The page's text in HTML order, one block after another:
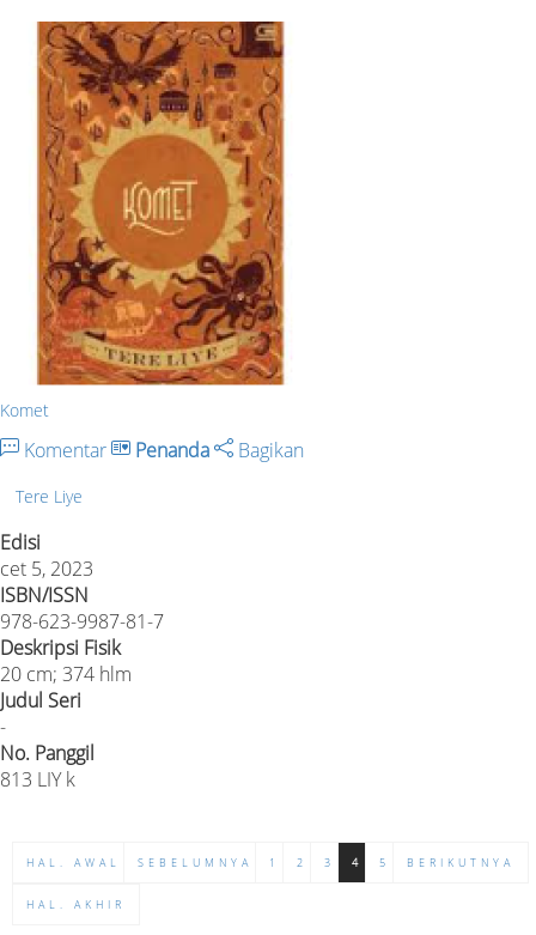
Komet
Komentar Penanda Bagikan
Tere Liye
Edisi
cet 5, 2023
ISBN/ISSN
978-623-9987-81-7
Deskripsi Fisik
20 cm; 374 hlm
Judul Seri
-
No. Panggil
813 LIY k
HAL. AWAL SEBELUMNYA 1 2 3 4 5 BERIKUTNYA
HAL. AKHIR